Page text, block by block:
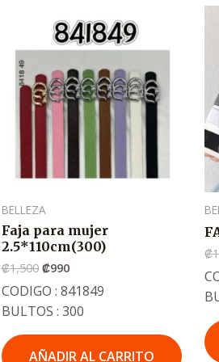
BELLEZA
Faja para mujer
2.5*110cm(300)
₡1,500
precio
original
era:
₡1,500
₡990
precio
actual
es:
.
₡990
CODIGO : 841849
BULTOS : 300
AÑADIR AL CARRITO
₡